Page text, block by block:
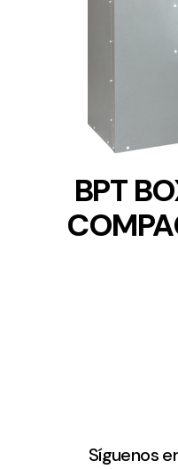
BPT
Síguenos